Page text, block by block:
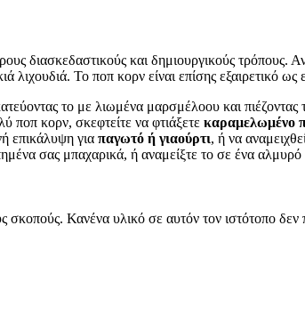
διασκεδαστικούς και δημιουργικούς
Το ποπ κορν είναι επίσης εξαιρετικό ως
το με λιωμένα μαρσμέλοου και πιέζοντας
ποπ κορν, σκεφτείτε να φτιάξετε καραμελωμένο
επικάλυψη για παγωτό ή γιαούρτι, ή να
σας μπαχαρικά, ή αναμείξτε το σε ένα
σκοπούς. Κανένα υλικό σε αυτόν τον ιστότοπο